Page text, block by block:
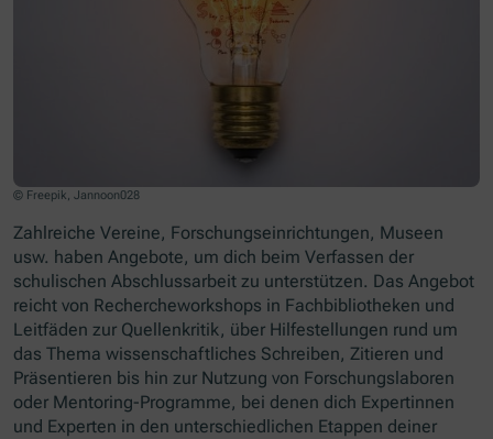
© Freepik, Jannoon028
Zahlreiche Vereine, Forschungseinrichtungen, Museen
usw. haben Angebote, um dich beim Verfassen der
schulischen Abschlussarbeit zu unterstützen. Das Angebot
reicht von Rechercheworkshops in Fachbibliotheken und
Leitfäden zur Quellenkritik, über Hilfestellungen rund um
das Thema wissenschaftliches Schreiben, Zitieren und
Präsentieren bis hin zur Nutzung von Forschungslaboren
oder Mentoring-Programme, bei denen dich Expertinnen
und Experten in den unterschiedlichen Etappen deiner